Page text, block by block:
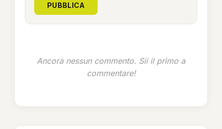
PUBBLICA
Ancora nessun commento. Sii il primo a
commentare!